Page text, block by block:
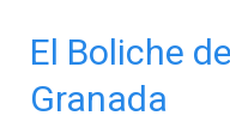
El Boliche
Granada
El
Boliche
del